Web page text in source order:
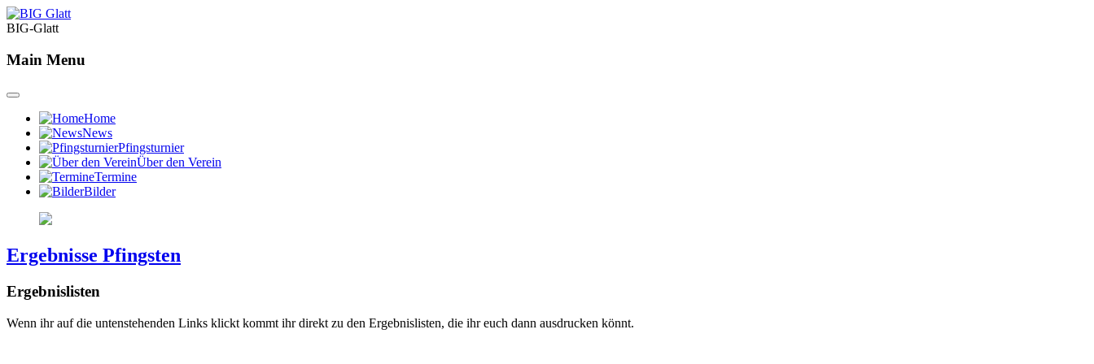
BIG-Glatt
Main Menu
Home
News
Pfingsturnier
Über den Verein
Termine
Bilder
Ergebnisse Pfingsten
Ergebnislisten
Wenn ihr auf die untenstehenden Links klickt kommt ihr direkt zu den Ergebnislisten, die ihr euch dann ausdrucken könnt.